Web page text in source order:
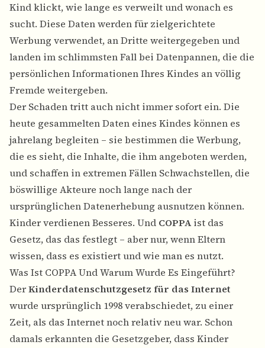
Kind klickt, wie lange es verweilt und wonach es
sucht. Diese Daten werden für zielgerichtete
Werbung verwendet, an Dritte weitergegeben und
landen im schlimmsten Fall bei Datenpannen, die die
persönlichen Informationen Ihres Kindes an völlig
Fremde weitergeben.
Der Schaden tritt auch nicht immer sofort ein. Die
heute gesammelten Daten eines Kindes können es
jahrelang begleiten – sie bestimmen die Werbung,
die es sieht, die Inhalte, die ihm angeboten werden,
und schaffen in extremen Fällen Schwachstellen, die
böswillige Akteure noch lange nach der
ursprünglichen Datenerhebung ausnutzen können.
Kinder verdienen Besseres. Und COPPAist das
Gesetz, das das festlegt – aber nur, wenn Eltern
wissen, dass es existiert und wie man es nutzt.
Was Ist COPPA Und Warum Wurde Es Eingeführt?
DerKinderdatenschutzgesetz für das Internet
wurde ursprünglich 1998 verabschiedet, zu einer
Zeit, als das Internet noch relativ neu war. Schon
damals erkannten die Gesetzgeber, dass Kinder